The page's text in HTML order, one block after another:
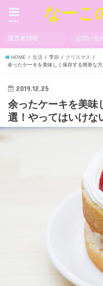
なーこ
menu
運営者情報 お問い合
HOME 生活 季節
クリスマス
余ったケーキを美味しく保存する簡単な
2019.12.25
余ったケーキを美味
選！やってはいけな